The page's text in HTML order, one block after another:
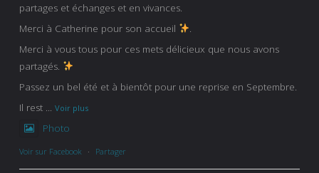
partages et échanges et en vivances.
Merci à Catherine pour son accueil
.
Merci à vous tous pour ces mets délicieux que nous avons
partagés.
Passez un bel été et à bientôt pour une reprise en Septembre.
Il rest ... Voir plus
Photo
Voir sur Facebook · Partager